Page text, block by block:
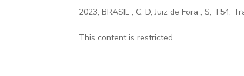
2023,BRASIL , C,D,Juiz de Fora ,S, T54,
This content is restricted.